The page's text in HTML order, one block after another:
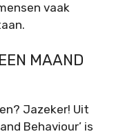
vaak
MAAND
Jazeker! Uit
Behaviour’ is